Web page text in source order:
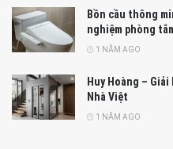
Bồn cầu thông
nghiệm phòng
1 NĂM AGO
Huy Hoàng –
Nhà Việt
1 NĂM AGO